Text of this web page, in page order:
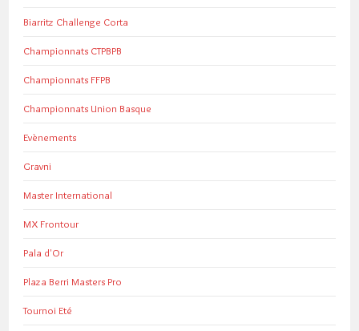
Biarritz Challenge Corta
Championnats CTPBPB
Championnats FFPB
Championnats Union Basque
Evènements
Gravni
Master International
MX Frontour
Pala d'Or
Plaza Berri Masters Pro
Tournoi Eté